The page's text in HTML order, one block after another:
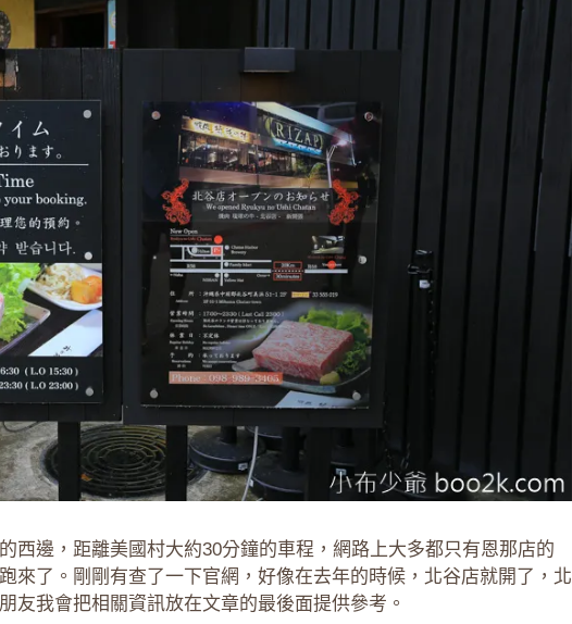
西邊，距離美國村大約30分鐘的車程，網路上大多都只有恩那店的
來了。剛剛有查了一下官網，好像在去年的時候，北谷店就開了，北
友我會把相關資訊放在文章的最後面提供參考。